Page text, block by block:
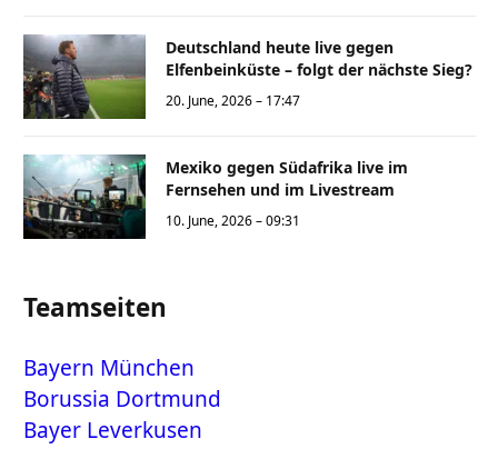
Deutschland heute live gegen
Elfenbeinküste – folgt der nächste Sieg?
20. June, 2026 – 17:47
Mexiko gegen Südafrika live im
Fernsehen und im Livestream
10. June, 2026 – 09:31
Teamseiten
Bayern München
Borussia Dortmund
Bayer Leverkusen